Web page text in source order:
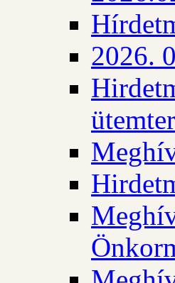
2026.